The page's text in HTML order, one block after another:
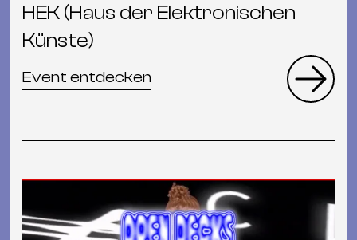
HEK (Haus der Elektronischen
Künste)
Event entdecken